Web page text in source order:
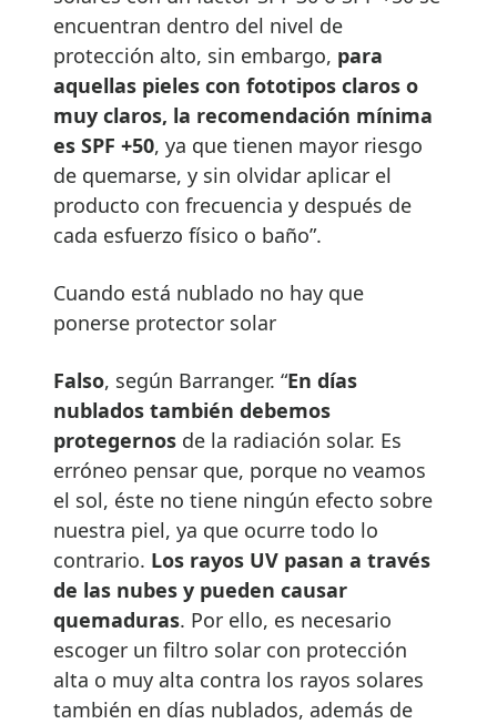
encuentran dentro del nivel de
protección alto, sin embargo, para
aquellas pieles con fototipos claros o
muy claros, la recomendación mínima
es SPF +50, ya que tienen mayor riesgo
de quemarse, y sin olvidar aplicar el
producto con frecuencia y después de
cada esfuerzo físico o baño”.
Cuando está nublado no hay que
ponerse protector solar
Falso, según Barranger. “En días
nublados también debemos
protegernos de la radiación solar. Es
erróneo pensar que, porque no veamos
el sol, éste no tiene ningún efecto sobre
nuestra piel, ya que ocurre todo lo
contrario. Los rayos UV pasan a través
de las nubes y pueden causar
quemaduras. Por ello, es necesario
escoger un filtro solar con protección
alta o muy alta contra los rayos solares
también en días nublados, además de